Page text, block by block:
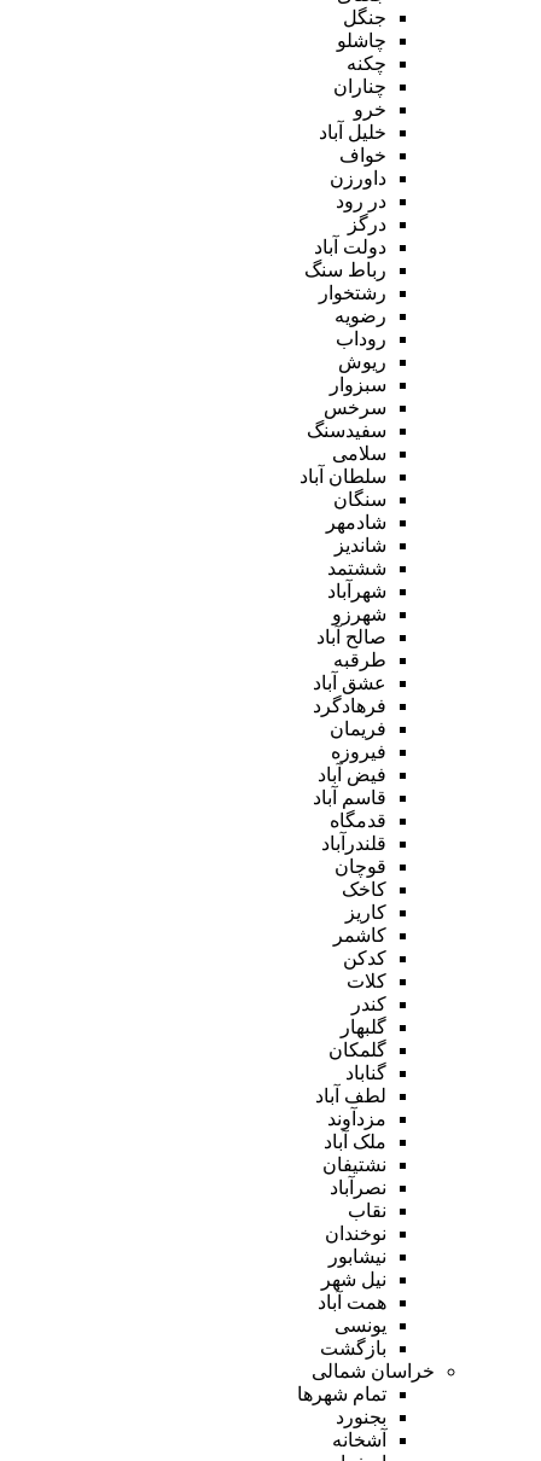
جنگل
چاشلو
چکنه
چناران
خرو
خلیل آباد
خواف
داورزن
در رود
درگز
دولت آباد
رباط سنگ
رشتخوار
رضویه
روداب
ریوش
سبزوار
سرخس
سفیدسنگ
سلامی
سلطان آباد
سنگان
شادمهر
شاندیز
ششتمد
شهرآباد
شهرزو
صالح آباد
طرقبه
عشق آباد
فرهادگرد
فریمان
فیروزه
فیض آباد
قاسم آباد
قدمگاه
قلندرآباد
قوچان
کاخک
کاریز
کاشمر
کدکن
کلات
کندر
گلبهار
گلمکان
گناباد
لطف آباد
مزدآوند
ملک آباد
نشتیفان
نصرآباد
نقاب
نوخندان
نیشابور
نیل شهر
همت آباد
یونسی
بازگشت
خراسان شمالی
تمام شهر‌ها
بجنورد
آشخانه